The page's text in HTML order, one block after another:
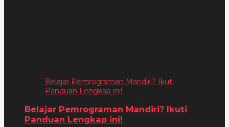
Belajar Pemrograman Mandiri? Ikuti
Panduan Lengkap ini!
Belajar Pemrograman Mandiri? Ikuti
Panduan Lengkap ini!